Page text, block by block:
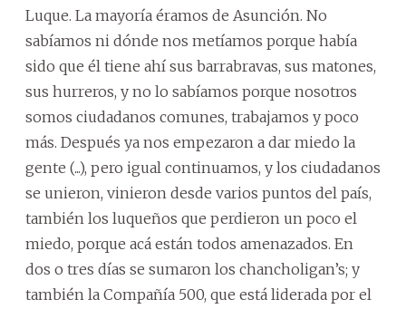
Luque. La mayoría éramos de Asunción. No
sabíamos ni dónde nos metíamos porque había
sido que él tiene ahí sus barrabravas, sus matones,
sus hurreros, y no lo sabíamos porque nosotros
somos ciudadanos comunes, trabajamos y poco
más. Después ya nos empezaron a dar miedo la
gente (...), pero igual continuamos, y los ciudadanos
se unieron, vinieron desde varios puntos del país,
también los luqueños que perdieron un poco el
miedo, porque acá están todos amenazados. En
dos o tres días se sumaron los chancholigan’s; y
también la Compañía 500, que está liderada por el